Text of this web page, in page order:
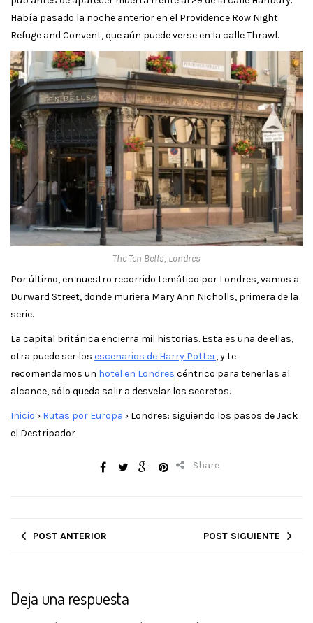
Había pasado la noche anterior en el Providence Row Night
Refuge and Convent, que aún puede verse en la calle Thrawl.
The Ten Bells, Londres
Por último, en nuestro recorrido temático por Londres, vamos a
Durward Street, donde muriera Mary Ann Nicholls, primera de la
serie.
La capital británica encierra mil historias. Esta es una de ellas,
otra puede ser los escenarios de Harry Potter, y te
recomendamos un hotel en Londres céntrico para tenerlas al
alcance, sólo queda salir a desvelar los secretos.
Inicio › Rutas por Europa › Londres: siguiendo los pasos de Jack
el Destripador
Share
POST ANTERIOR POST SIGUIENTE
Deja una respuesta